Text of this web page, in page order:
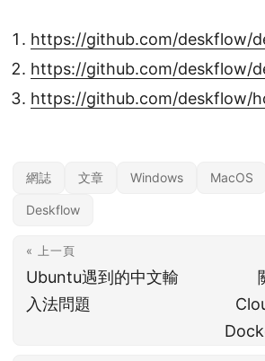
https://github.com/deskflow/
https://github.com/deskflow/
https://github.com/deskflow/
網誌 文章 Windows MacOS
Deskflow
« 上一頁
Ubuntu遇到的中文輸
入法問題